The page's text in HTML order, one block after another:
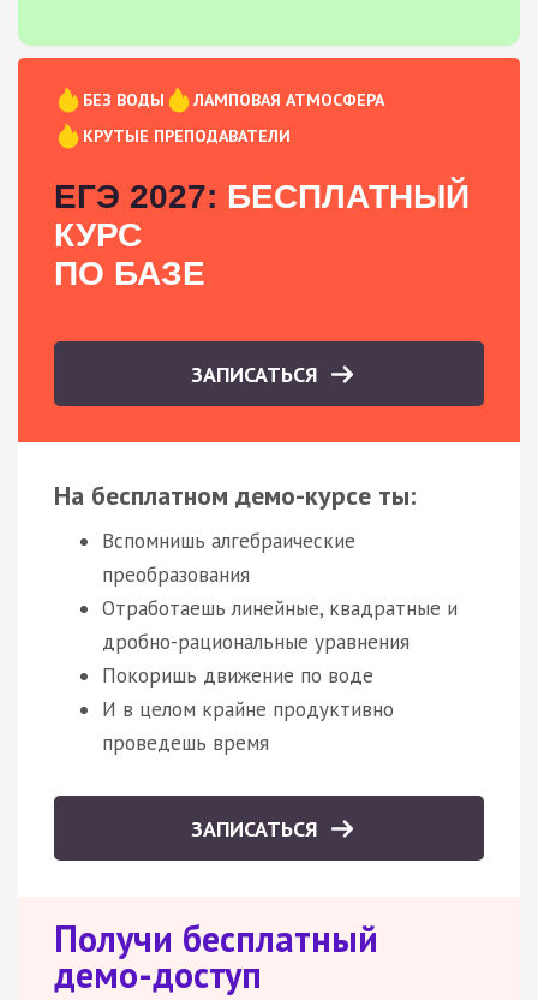
БЕЗ ВОДЫ
ЛАМПОВАЯ АТМОСФЕРА
КРУТЫЕ ПРЕПОДАВАТЕЛИ
ЕГЭ 2027: БЕСПЛАТНЫЙ
КУРС
ПО БАЗЕ
ЗАПИСАТЬСЯ
На бесплатном демо-курсе ты:
Вспомнишь алгебраические
преобразования
Отработаешь линейные, квадратные и
дробно-рациональные уравнения
Покоришь движение по воде
И в целом крайне продуктивно
проведешь время
ЗАПИСАТЬСЯ
Получи бесплатный
демо-доступ